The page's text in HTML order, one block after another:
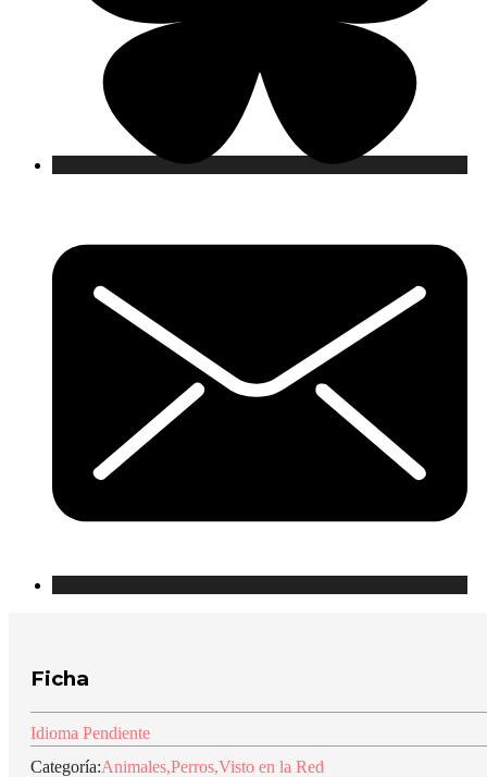
Ficha
Idioma Pendiente
Categoría:Animales,Perros,Visto en la Red